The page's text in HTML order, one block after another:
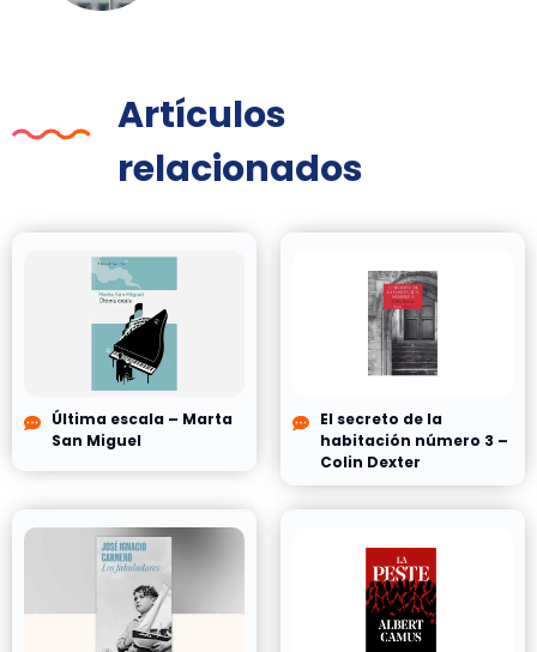
Artículos
relacionados
Última escala – Marta
San Miguel
El secreto de la
habitación número 3 –
Colin Dexter